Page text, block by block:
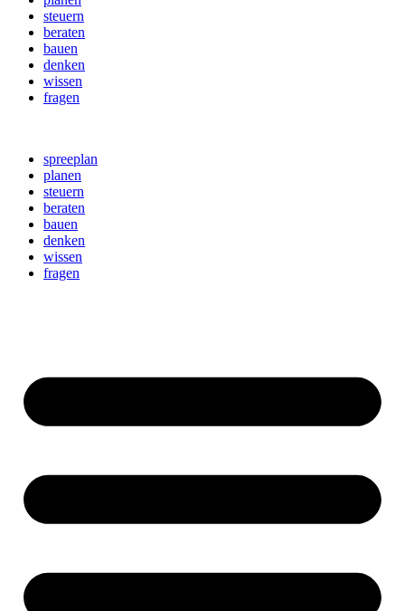
steuern
beraten
bauen
denken
wissen
fragen
spreeplan
planen
steuern
beraten
bauen
denken
wissen
fragen